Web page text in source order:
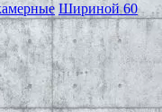
Шириной 60